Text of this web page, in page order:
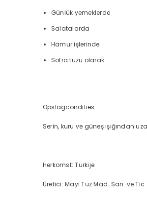
Günlük yemeklerde
Salatalarda
Hamur işlerinde
Sofra tuzu olarak
Opslagcondities:
Serin, kuru ve güneş ışığından
Herkomst: Turkije
Üretici: Mayi Tuz Mad. San. ve Tic.